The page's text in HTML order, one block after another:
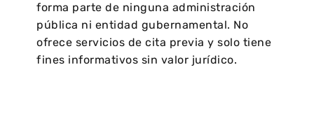
forma parte de ninguna administración
pública ni entidad gubernamental. No
ofrece servicios de cita previa y solo tiene
fines informativos sin valor jurídico.